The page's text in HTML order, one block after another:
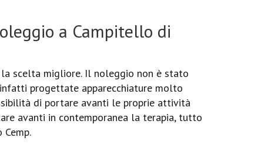
a Campitello di
scelta migliore. Il noleggio non è stato
progettate apparecchiature molto
di portare avanti le proprie attività
avanti in contemporanea la terapia, tutto